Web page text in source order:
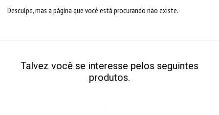
Desculpe, mas a página que você está procurando não existe.
Talvez você se interesse pelos seguintes
produtos.